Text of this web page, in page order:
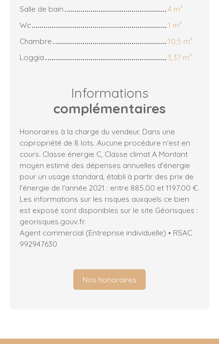
Salle de bain
4 m²
Wc
1 m²
Chambre
10,5 m²
Loggia
3,37 m²
Informations
complémentaires
Honoraires à la charge du vendeur. Dans une
copropriété de 8 lots. Aucune procédure n'est en
cours. Classe énergie C, Classe climat A Montant
moyen estimé des dépenses annuelles d'énergie
pour un usage standard, établi à partir des prix de
l'énergie de l'année 2021 : entre 885.00 et 1197.00 €.
Les informations sur les risques auxquels ce bien
est exposé sont disponibles sur le site Géorisques :
georisques.gouv.fr.
Agent commercial (Entreprise individuelle) • RSAC
992947630
Nos honoraires